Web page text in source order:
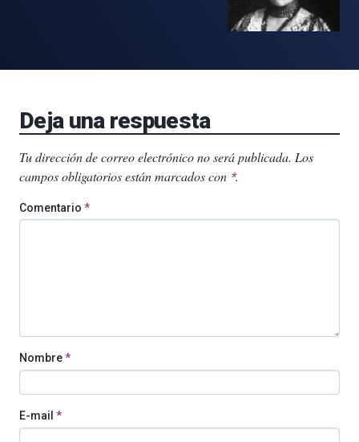
Deja una respuesta
Tu dirección de correo electrónico no será publicada. Los
campos obligatorios están marcados con *.
Comentario *
Nombre*
E-mail *